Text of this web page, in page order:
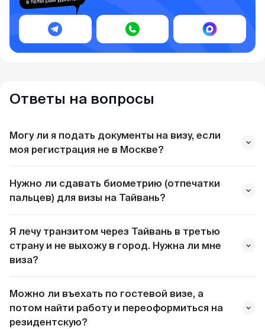
Ответы на вопросы
Могу ли я подать документы на визу, если
моя регистрация не в Москве?
MyVisa.World
Нужно ли сдавать биометрию (отпечатки
пальцев) для визы на Тайвань?
Я лечу транзитом через Тайвань в третью
страну и не выхожу в город. Нужна ли мне
виза?
Можно ли въехать по гостевой визе, а
потом найти работу и переоформиться на
резидентскую?